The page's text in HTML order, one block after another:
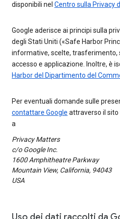
disponibili nel Centro sulla Privacy
Google aderisce ai principi sulla
degli Stati Uniti («Safe Harbor
informative, scelte, trasferimento,
accesso e applicazione. Inoltre, è
Harbor del Dipartimento del
Per eventuali domande sulle
contattare Google attraverso il sito
a
Privacy Matters
c/o Google Inc.
1600 Amphitheatre Parkway
Mountain View, California, 94043
USA